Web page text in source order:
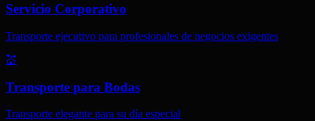
Servicio Corporativo
Transporte ejecutivo para profesionales de negocios exigentes
💒
Transporte para Bodas
Transporte elegante para su día especial